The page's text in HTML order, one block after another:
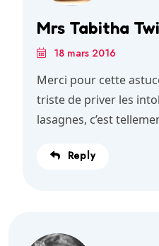
Mrs Tabitha
18 mars 2016
Merci pour cette
triste de priver les
lasagnes, c’est
Reply